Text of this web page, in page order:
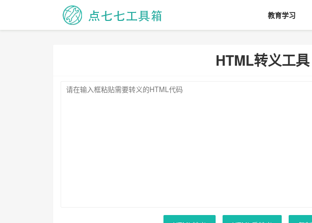
教育学习
HTML转义工具